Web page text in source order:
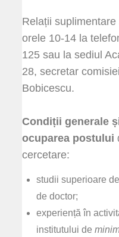
Relații
orele 10-14 la
125 sau la sediul
28, secretar
Bobicescu.
Condiții generale
ocuparea postului
cercetare:
studii superioare
de doctor;
experiență în
institutului de